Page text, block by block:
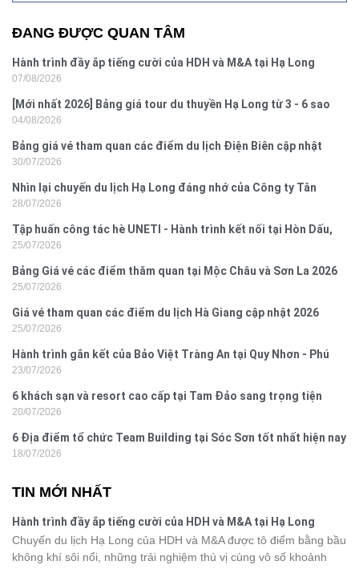
ĐANG ĐƯỢC QUAN TÂM
Hành trình đầy ắp tiếng cười của HDH và M&A tại Hạ Long
07/08/2026
[Mới nhất 2026] Bảng giá tour du thuyền Hạ Long từ 3 - 6 sao
04/08/2026
Bảng giá vé tham quan các điểm du lịch Điện Biên cập nhật
2026
30/07/2026
Nhìn lại chuyến du lịch Hạ Long đáng nhớ của Công ty Tân
Hưng 2026
28/07/2026
Tập huấn công tác hè UNETI - Hành trình kết nối tại Hòn Dấu,
Đồ Sơn
25/07/2026
Bảng Giá vé các điểm thăm quan tại Mộc Châu và Sơn La 2026
25/07/2026
Giá vé tham quan các điểm du lịch Hà Giang cập nhật 2026
25/07/2026
Hành trình gắn kết của Bảo Việt Tràng An tại Quy Nhơn - Phú
Yên
23/07/2026
6 khách sạn và resort cao cấp tại Tam Đảo sang trọng tiện
nghi
20/07/2026
6 Địa điểm tổ chức Team Building tại Sóc Sơn tốt nhất hiện nay
18/07/2026
TIN MỚI NHẤT
Hành trình đầy ắp tiếng cười của HDH và M&A tại Hạ Long
Chuyến du lịch Hạ Long của HDH và M&A được tô điểm bằng bầu
không khí sôi nổi, những trải nghiệm thú vị cùng vô số khoảnh